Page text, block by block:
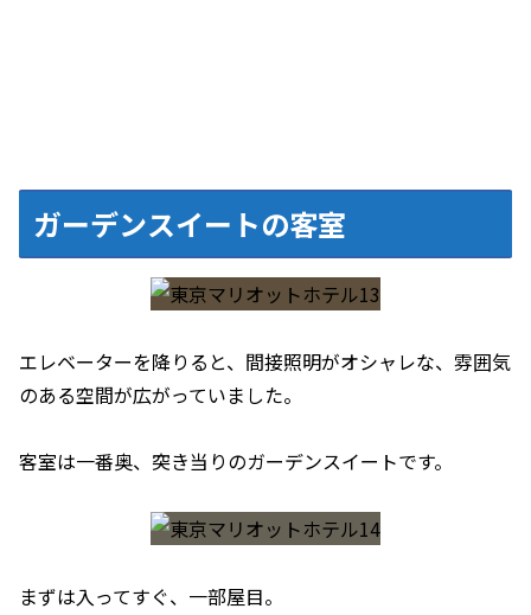
ガーデンスイートの客室
エレベーターを降りると、間接照明がオシャレな、雰囲気
のある空間が広がっていました。
客室は一番奥、突き当りのガーデンスイートです。
まずは入ってすぐ、一部屋目。